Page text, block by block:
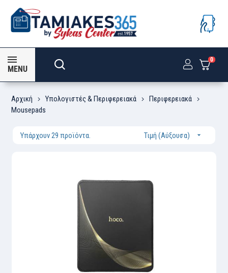
MENU
0
Αρχική Υπολογιστές & Περιφερειακά
Περιφερειακά
Mousepads
Υπάρχουν 29 προϊόντα. Τιμή (Αύξουσα) 